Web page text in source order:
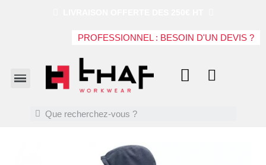
PROFESSIONNEL : BESOIN D'UN DEVIS ?